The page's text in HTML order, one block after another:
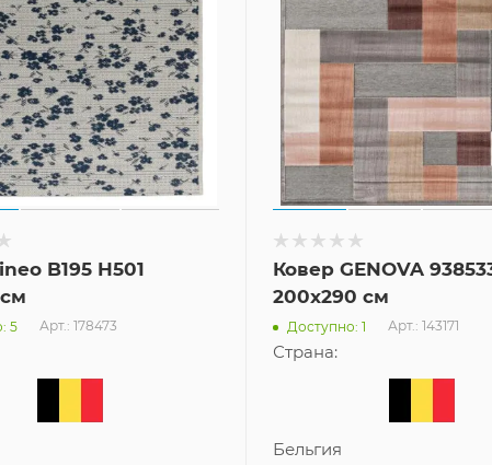
B195 H501
5 Арт.: 178473
Ковер GENOVA
200x290 см
Доступно: 1 Арт.: 143171
Страна:
Бельгия